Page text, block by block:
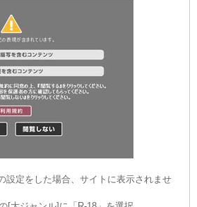
設定をした場合、サイトに表示されませ